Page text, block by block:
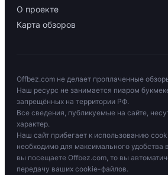
О проекте
Карта обзоров
Offbez.com не делает проплаченные
Наш ресурс не занимается пиаром
запрещённых на территории РФ.
Все сведения, публикуемые на сайте,
характер.
Наш сайт прибегает к использованию
необходимо для максимального удобства
вы посещаете Offbez.com, то вы
передачу ваших cookie-файлов.